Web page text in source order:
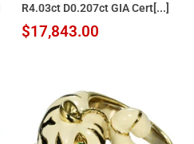
R4.03ct D0.207ct GIA Cert[...]
$17,843.00